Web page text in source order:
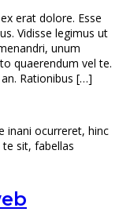
erat dolore. Esse
Vidisse legimus ut
unum
quaerendum vel te.
Rationibus […]
inani ocurreret, hinc
sit, fabellas